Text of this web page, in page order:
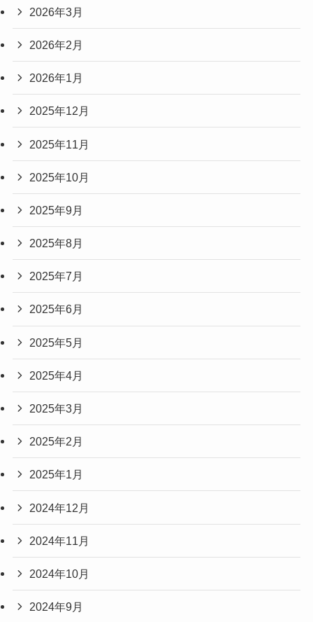
2026年3月
2026年2月
2026年1月
2025年12月
2025年11月
2025年10月
2025年9月
2025年8月
2025年7月
2025年6月
2025年5月
2025年4月
2025年3月
2025年2月
2025年1月
2024年12月
2024年11月
2024年10月
2024年9月